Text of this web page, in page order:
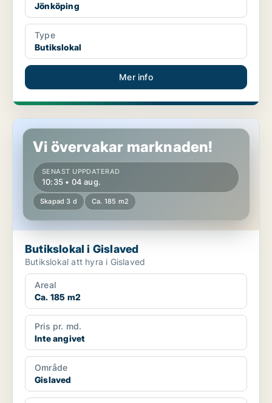
Jönköping
Type
Butikslokal
Mer info
Butikslokal i Gislaved
Vi övervakar marknaden!
SENAST UPPDATERAD
10:35 • 04 aug.
Skapad 3 d Ca. 185 m2
Butikslokal i Gislaved
Butikslokal att hyra i Gislaved
Areal
Ca. 185 m2
Pris pr. md.
Inte angivet
Område
Gislaved